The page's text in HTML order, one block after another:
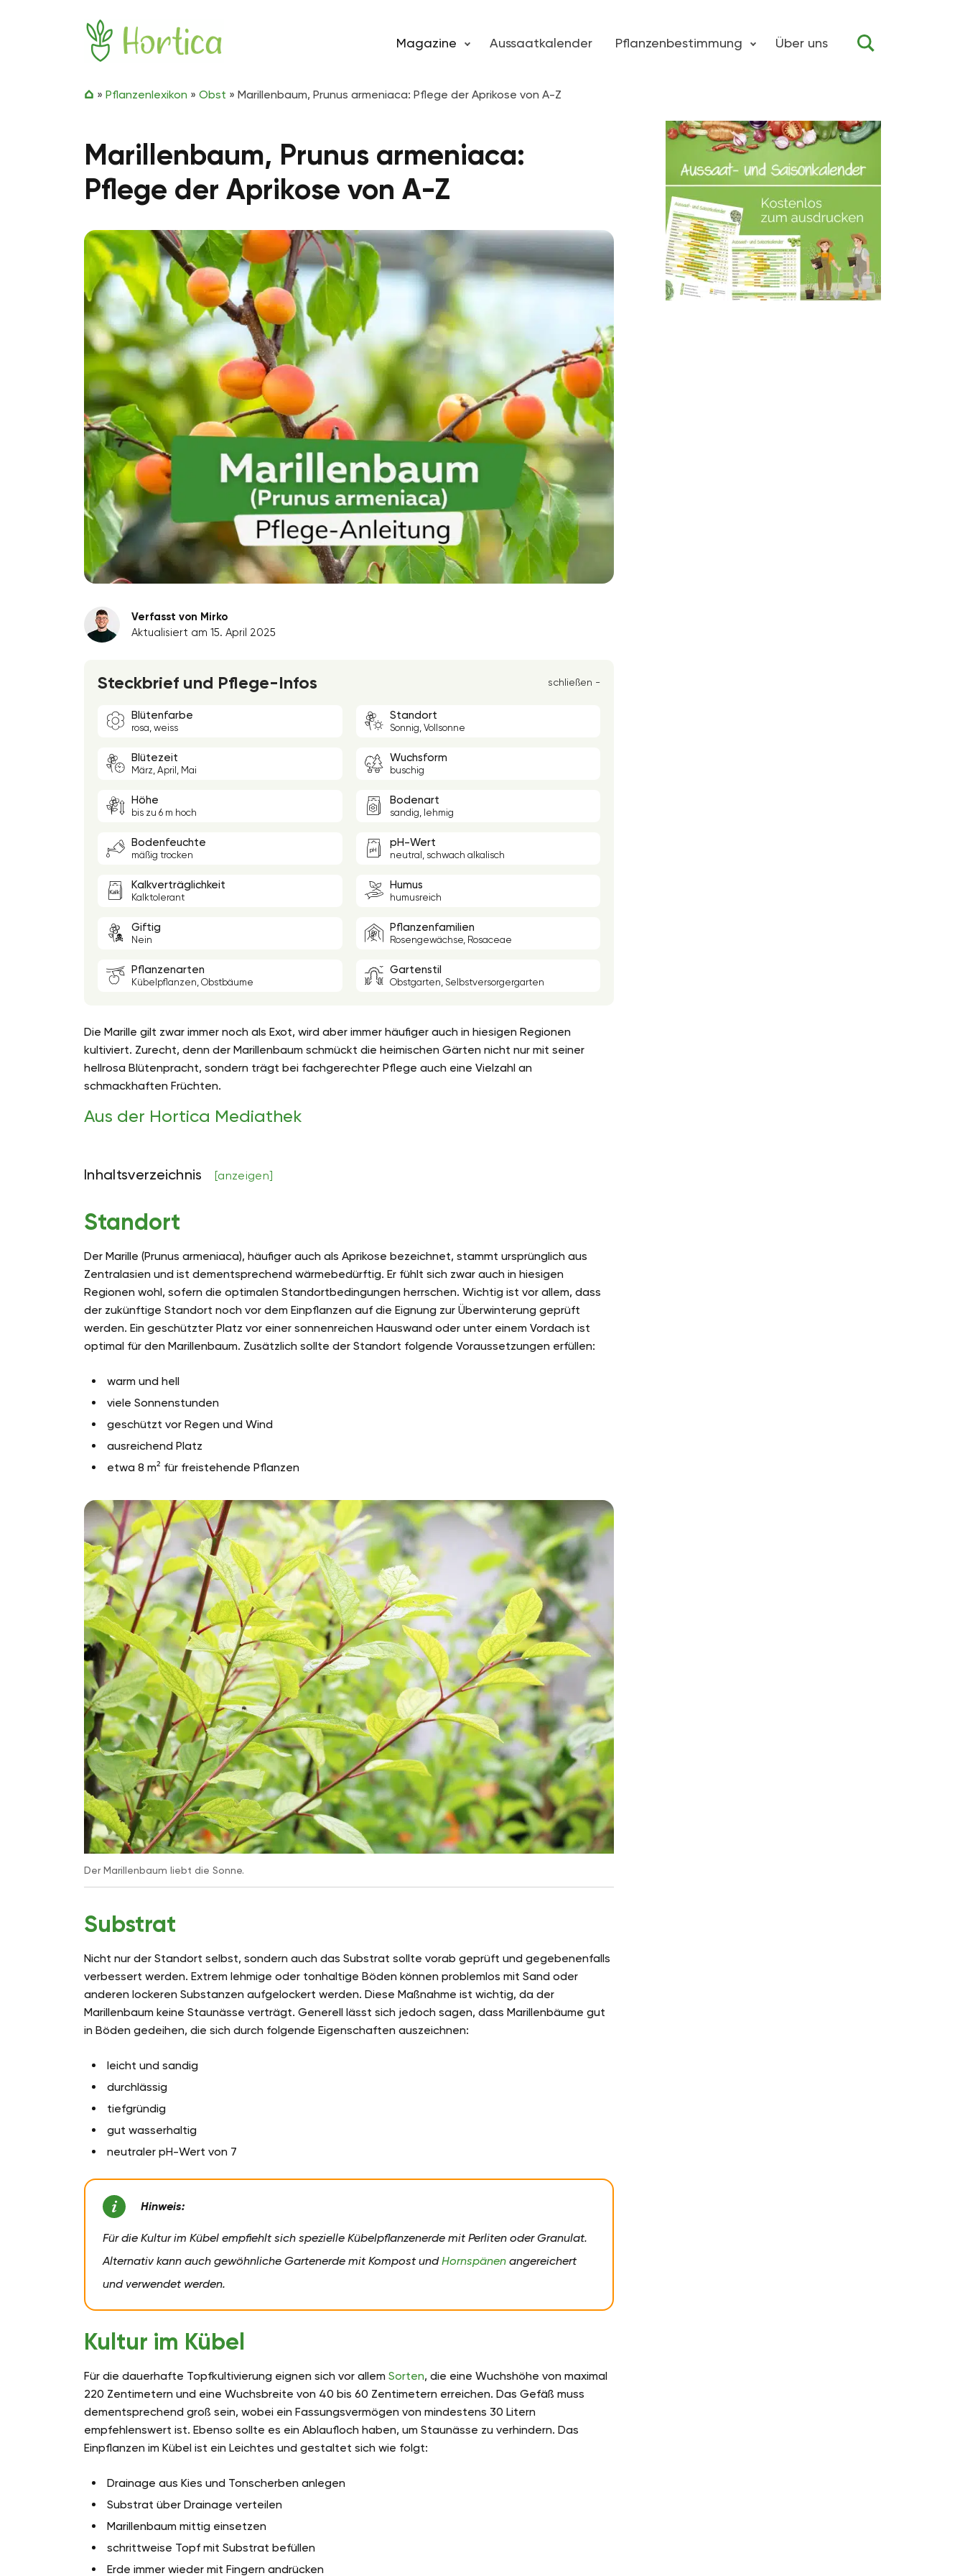
Magazine Aussaatkalender Pflanzenbestimmung Über uns
» Pflanzenlexikon » Obst » Marillenbaum, Prunus armeniaca: Pflege der Aprikose von A-Z
Marillenbaum, Prunus armeniaca:
Pflege der Aprikose von A-Z
Verfasst von Mirko
Aktualisiert am 15. April 2025
Steckbrief und Pflege-Infos schließen -
Blütenfarbe
rosa, weiss
Standort
Sonnig, Vollsonne
Blütezeit
März, April, Mai
Wuchsform
buschig
Höhe
bis zu 6 m hoch
Bodenart
sandig, lehmig
Bodenfeuchte
mäßig trocken
pH-Wert
neutral, schwach alkalisch
Kalkverträglichkeit
Kalktolerant
Humus
humusreich
Giftig
Nein
Pflanzenfamilien
Rosengewächse, Rosaceae
Pflanzenarten
Kübelpflanzen, Obstbäume
Gartenstil
Obstgarten, Selbstversorgergarten
Die Marille gilt zwar immer noch als Exot, wird aber immer häufiger auch in hiesigen Regionen
kultiviert. Zurecht, denn der Marillenbaum schmückt die heimischen Gärten nicht nur mit seiner
hellrosa Blütenpracht, sondern trägt bei fachgerechter Pflege auch eine Vielzahl an
schmackhaften Früchten.
Aus der Hortica Mediathek
Inhaltsverzeichnis [anzeigen]
Standort
Der Marille (Prunus armeniaca), häufiger auch als Aprikose bezeichnet, stammt ursprünglich aus
Zentralasien und ist dementsprechend wärmebedürftig. Er fühlt sich zwar auch in hiesigen
Regionen wohl, sofern die optimalen Standortbedingungen herrschen. Wichtig ist vor allem, dass
der zukünftige Standort noch vor dem Einpflanzen auf die Eignung zur Überwinterung geprüft
werden. Ein geschützter Platz vor einer sonnenreichen Hauswand oder unter einem Vordach ist
optimal für den Marillenbaum. Zusätzlich sollte der Standort folgende Voraussetzungen erfüllen:
warm und hell
viele Sonnenstunden
geschützt vor Regen und Wind
ausreichend Platz
etwa 8 m² für freistehende Pflanzen
Der Marillenbaum liebt die Sonne.
Substrat
Nicht nur der Standort selbst, sondern auch das Substrat sollte vorab geprüft und gegebenenfalls
verbessert werden. Extrem lehmige oder tonhaltige Böden können problemlos mit Sand oder
anderen lockeren Substanzen aufgelockert werden. Diese Maßnahme ist wichtig, da der
Marillenbaum keine Staunässe verträgt. Generell lässt sich jedoch sagen, dass Marillenbäume gut
in Böden gedeihen, die sich durch folgende Eigenschaften auszeichnen:
leicht und sandig
durchlässig
tiefgründig
gut wasserhaltig
neutraler pH-Wert von 7
Hinweis:
Für die Kultur im Kübel empfiehlt sich spezielle Kübelpflanzenerde mit Perliten oder Granulat.
Alternativ kann auch gewöhnliche Gartenerde mit Kompost undHornspänen angereichert
und verwendet werden.
Kultur im Kübel
Für die dauerhafte Topfkultivierung eignen sich vor allem Sorten, die eine Wuchshöhe von maximal
220 Zentimetern und eine Wuchsbreite von 40 bis 60 Zentimetern erreichen. Das Gefäß muss
dementsprechend groß sein, wobei ein Fassungsvermögen von mindestens 30 Litern
empfehlenswert ist. Ebenso sollte es ein Ablaufloch haben, um Staunässe zu verhindern. Das
Einpflanzen im Kübel ist ein Leichtes und gestaltet sich wie folgt:
Drainage aus Kies und Tonscherben anlegen
Substrat über Drainage verteilen
Marillenbaum mittig einsetzen
schrittweise Topf mit Substrat befüllen
Erde immer wieder mit Fingern andrücken